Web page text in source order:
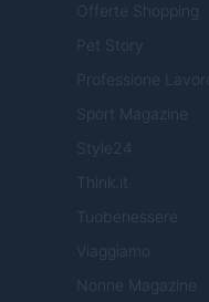
Offerte Shopping
Pet Story
Professione Lavoro
Sport Magazine
Style24
Think.it
Tuobenessere
Viaggiamo
Nonne Magazine